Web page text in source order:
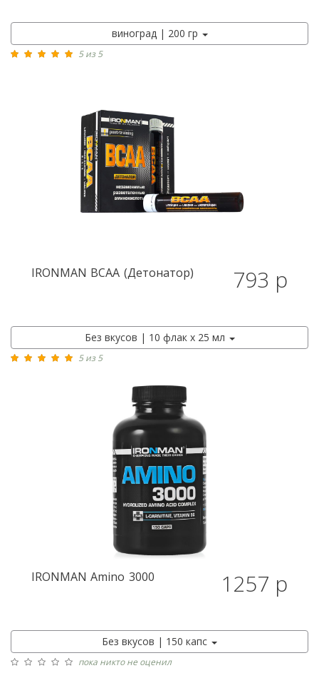
виноград | 200 гр
5 из 5
IRONMAN BCAA (Детонатор) 793 р
Без вкусов | 10 флак х 25 мл
5 из 5
IRONMAN Amino 3000 1257 р
Без вкусов | 150 капс
пока никто не оценил